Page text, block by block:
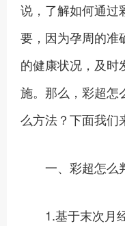
说，了解如何通过
要，因为孕周的准
的健康状况，及时
施。那么，彩超怎
么方法？下面我们
一、彩超怎么
1.基于末次月